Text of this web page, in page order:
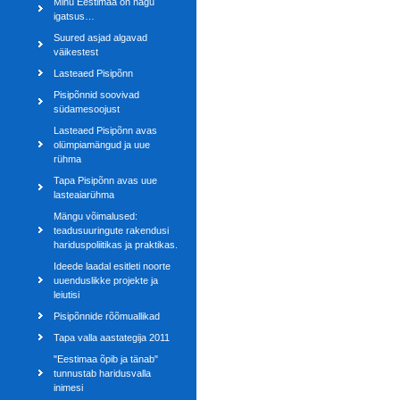
igatsus…
Suured asjad algavad
väikestest
Lasteaed Pisipõnn
Pisipõnnid soovivad
südamesoojust
Lasteaed Pisipõnn avas
olümpiamängud ja uue
rühma
Tapa Pisipõnn avas uue
lasteaiarühma
Mängu võimalused:
teadusuuringute rakendusi
hariduspoliitikas ja praktikas.
Ideede laadal esitleti noorte
uuenduslikke projekte ja
leiutisi
Pisipõnnide rõõmuallikad
Tapa valla aastategija 2011
"Eestimaa õpib ja tänab"
tunnustab haridusvalla
inimesi